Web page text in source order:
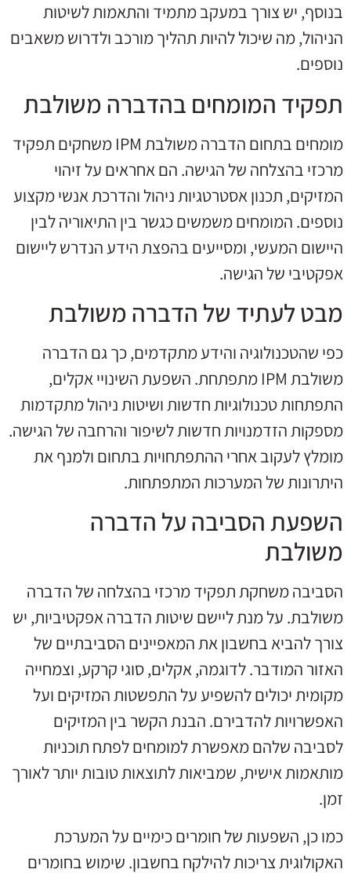
בנוסף, יש צורך במעקב מתמיד והתאמות לשיטות
הניהול, מה שיכול להיות תהליך מורכב ולדרוש משאבים
נוספים.
תפקיד המומחים בהדברה משולבת
מומחים בתחום הדברה משולבת IPM משחקים תפקיד
מרכזי בהצלחה של הגישה. הם אחראים על זיהוי
המזיקים, תכנון אסטרטגיות ניהול והדרכת אנשי מקצוע
נוספים. המומחים משמשים כגשר בין התיאוריה לבין
היישום המעשי, ומסייעים בהפצת הידע הנדרש ליישום
אפקטיבי של הגישה.
מבט לעתיד של הדברה משולבת
כפי שהטכנולוגיה והידע מתקדמים, כך גם הדברה
משולבת IPM מתפתחת. השפעת השינויי אקלים,
התפתחות טכנולוגיות חדשות ושיטות ניהול מתקדמות
מספקות הזדמנויות חדשות לשיפור והרחבה של הגישה.
מומלץ לעקוב אחרי ההתפתחויות בתחום ולמנף את
היתרונות של המערכות המתפתחות.
השפעת הסביבה על הדברה
משולבת
הסביבה משחקת תפקיד מרכזי בהצלחה של הדברה
משולבת. על מנת ליישם שיטות הדברה אפקטיביות, יש
צורך להביא בחשבון את המאפיינים הסביבתיים של
האזור המודבר. לדוגמה, אקלים, סוגי קרקע, וצמחייה
מקומית יכולים להשפיע על התפשטות המזיקים ועל
האפשרויות להדבירם. הבנת הקשר בין המזיקים
לסביבה שלהם מאפשרת למומחים לפתח תוכניות
מותאמות אישית, שמביאות לתוצאות טובות יותר לאורך
זמן.
כמו כן, השפעות של חומרים כימיים על המערכת
האקולוגית צריכות להילקח בחשבון. שימוש בחומרים